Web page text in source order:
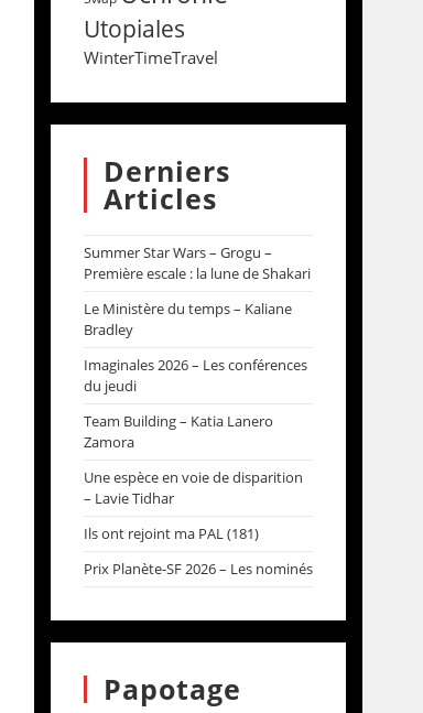
Utopiales
WinterTimeTravel
Derniers
Articles
Summer Star Wars – Grogu –
Première escale : la lune de Shakari
Le Ministère du temps – Kaliane
Bradley
Imaginales 2026 – Les conférences
du jeudi
Team Building – Katia Lanero
Zamora
Une espèce en voie de disparition
– Lavie Tidhar
Ils ont rejoint ma PAL (181)
Prix Planète-SF 2026 – Les nominés
Papotage